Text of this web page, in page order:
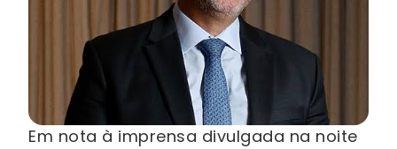
Em nota à imprensa divulgada na noite